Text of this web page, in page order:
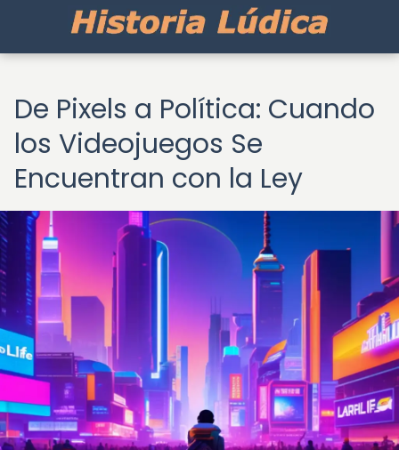
De Pixels a Política: Cuando
los Videojuegos Se
Encuentran con la Ley